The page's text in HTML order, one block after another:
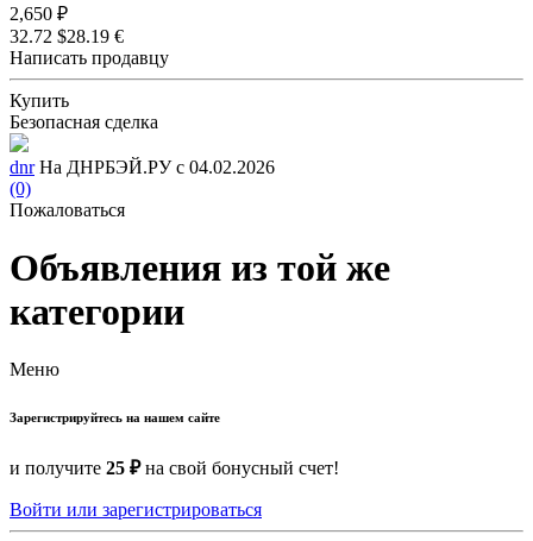
2,650 ₽
32.72 $28.19 €
Написать продавцу
Купить
Безопасная сделка
dnr На ДНРБЭЙ.РУ с 04.02.2026
(0)
Пожаловаться
Объявления из той же
категории
Меню
Зарегистрируйтесь на нашем сайте
и получите 25 ₽на свой бонусный счет!
Войти или зарегистрироваться